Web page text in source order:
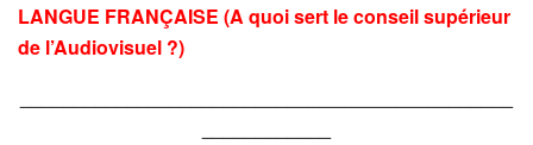
LANGUE FRANÇAISE (A quoi sert le conseil supérieur
de l’Audiovisuel ?)